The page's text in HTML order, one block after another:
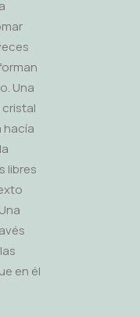
Una
cristal
hacía
libres
en él